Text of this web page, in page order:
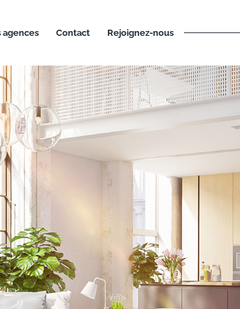
agences contact rejoignez-nous